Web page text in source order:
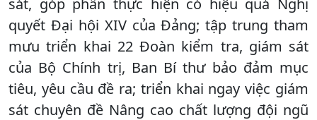
sát, góp phần thực hiện có hiệu quả Nghị
quyết Đại hội XIV của Đảng; tập trung tham
mưu triển khai 22 Đoàn kiểm tra, giám sát
của Bộ Chính trị, Ban Bí thư bảo đảm mục
tiêu, yêu cầu đề ra; triển khai ngay việc giám
sát chuyên đề Nâng cao chất lượng đội ngũ